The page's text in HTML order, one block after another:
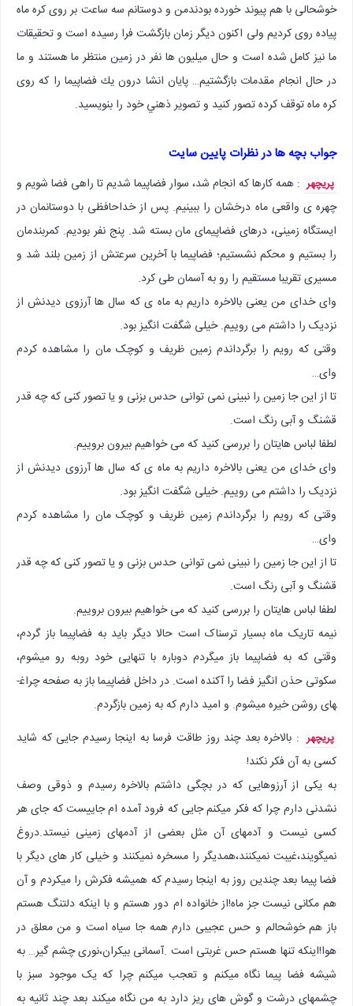
خوشحالی با هم پیوند خورده بودندمن و دوستانم سه ساعت بر روی کره ماه
پیاده روی کردیم ولی اکنون دیگر زمان بازگشت فرا رسیده است و تحقیقات
ما نیز کامل شده است و حال میلیون ها نفر در زمین منتظر ما هستند و ما
در حال انجام مقدمات بازگشتیم… پایان انشا درون يك فضاپيما را كه روی
كره ماه توقف كرده تصور كنيد و تصوير ذهني خود را بنویسيد.
جواب بچه ها در نظرات پایین سایت
پریچهر : همه کارها که انجام شد، سوار فضاپیما شدیم تا راهی فضا شویم و
چهره ی واقعی ماه درخشان را ببینیم. پس از خداحافظی با دوستانمان در
ایستگاه زمینی، درهای فضاپیمای مان بسته شد. پنج نفر بودیم. کمربندمان
را بستیم و محکم نشستیم؛ فضاپیما با آخرین سرعتش از زمین بلند شد و
مسیری تقریبا مستقیم را رو به آسمان طی کرد.
وای خدای من یعنی بالاخره داریم به ماه ی که سال ها آرزوی دیدنش از
نزدیک را داشتم می روییم. خیلی شگفت انگیز بود.
وقتی که رویم را برگرداندم زمین ظریف و کوچک مان را مشاهده کردم
وای…
تا از این جا زمین را نبینی نمی توانی حدس بزنی و یا تصور کنی که چه قدر
قشنگ و آبی رنگ است.
لطفا لباس هایتان را بررسی کنید که می خواهیم بیرون بروییم.
وای خدای من یعنی بالاخره داریم به ماه ی که سال ها آرزوی دیدنش از
نزدیک را داشتم می روییم. خیلی شگفت انگیز بود.
وقتی که رویم را برگرداندم زمین ظریف و کوچک مان را مشاهده کردم
وای…
تا از این جا زمین را نبینی نمی توانی حدس بزنی و یا تصور کنی که چه قدر
قشنگ و آبی رنگ است.
لطفا لباس هایتان را بررسی کنید که می خواهیم بیرون بروییم.
نیمه تاریک ماه بسیار ترسناک است حالا دیگر باید به فضاپیما باز گردم،
وقتی که به فضاپیما باز می­گردم دوباره با تنهایی خود روبه رو می­شوم،
سکوتی حذن ­انگیز فضا را آکنده است. در داخل فضاپیما باز به صفحه چراغ­
های روشن خیره میشوم. و امید دارم که به زمین بازگردم.
پریچهر : بالاخره بعد چند روز طاقت فرسا به اینجا رسیدم جایی که شاید
کسی به آن فکر نکند!
به یکی از آرزوهایی که در بچگی داشتم بالاخره رسیدم و ذوقی وصف
نشدنی دارم چرا که فکر میکنم جایی که فرود آمده ام جاییست که جای هر
کسی نیست و آدمهای آن مثل بعضی از آدمهای زمینی نیستد.دروغ
نمیگویند،غیبت نمیکنند،همدیگر را مسخره نمیکنند و خیلی کار های دیگر با
فضا پیما بعد چندین روز به اینجا رسیدم که همیشه فکرش را میکردم و آن
هم مکانی نیست جز ماه!از خانواده ام دور هستم و با اینکه دلتنگ هستم
باز هم خوشحالم و حس عجیبی دارم همه جا سیاه است و من معلق در
هوا!اینکه تنها هستم حس غربتی است .آسمانی بیکران،نوری چشم گیر… به
شیشه فضا پیما نگاه میکنم و تعجب میکنم چرا که یک موجود سبز با
چشمهای درشت و گوش های ریز دارد به من نگاه میکند بعد چند ثانیه به